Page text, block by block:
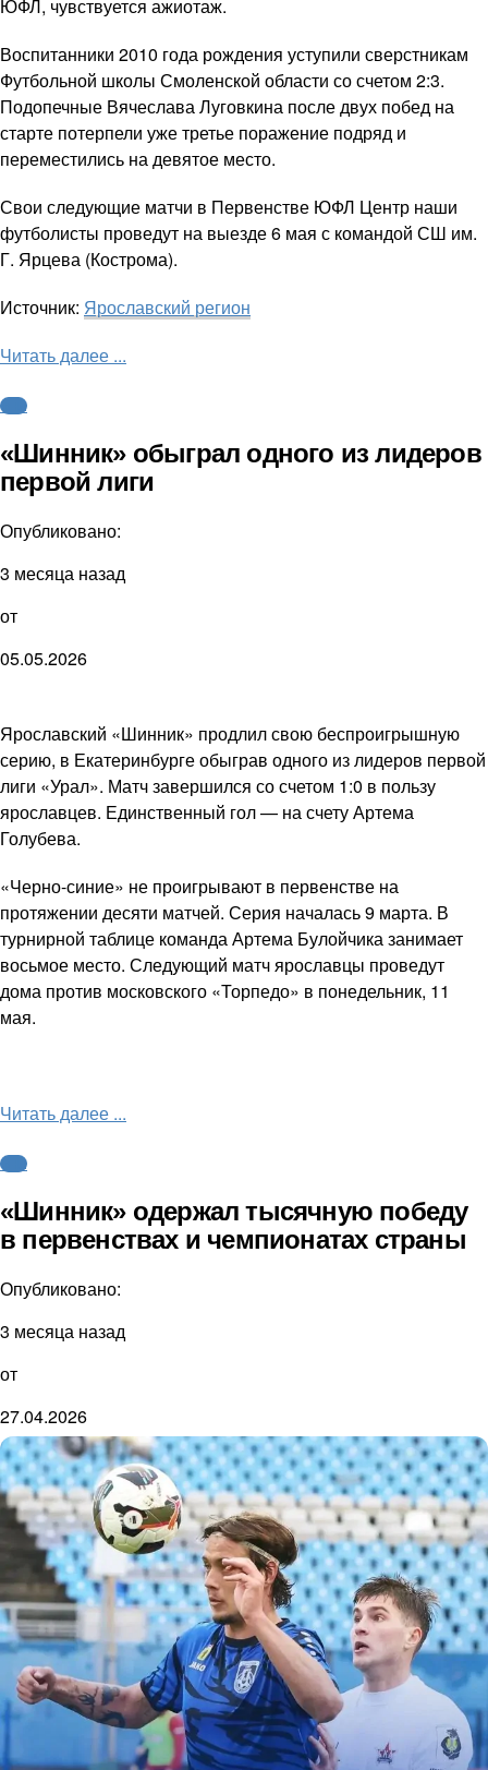
ЮФЛ, чувствуется ажиотаж.
Воспитанники 2010 года рождения уступили сверстникам
Футбольной школы Смоленской области со счетом 2:3.
Подопечные Вячеслава Луговкина после двух побед на
старте потерпели уже третье поражение подряд и
переместились на девятое место.
Свои следующие матчи в Первенстве ЮФЛ Центр наши
футболисты проведут на выезде 6 мая с командой СШ им.
Г. Ярцева (Кострома).
Источник: Ярославский регион
Читать далее ...
ФНЛ
«Шинник» обыграл одного из лидеров
первой лиги
Опубликовано:
3 месяца назад
от
05.05.2026
Ярославский «Шинник» продлил свою беспроигрышную
серию, в Екатеринбурге обыграв одного из лидеров первой
лиги «Урал». Матч завершился со счетом 1:0 в пользу
ярославцев. Единственный гол — на счету Артема
Голубева.
«Черно-синие» не проигрывают в первенстве на
протяжении десяти матчей. Серия началась 9 марта. В
турнирной таблице команда Артема Булойчика занимает
восьмое место. Следующий матч ярославцы проведут
дома против московского «Торпедо» в понедельник, 11
мая.
Читать далее ...
ФНЛ
«Шинник» одержал тысячную победу
в первенствах и чемпионатах страны
Опубликовано:
3 месяца назад
от
27.04.2026